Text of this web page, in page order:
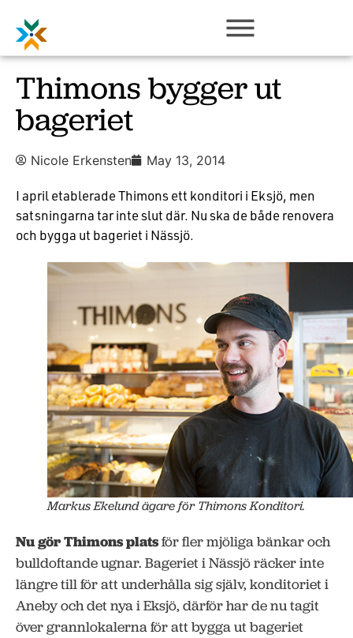
Thimons bygger ut
bageriet
Nicole Erkensten May 13, 2014
I april etablerade Thimons ett konditori i Eksjö, men
satsningarna tar inte slut där. Nu ska de både renovera
och bygga ut bageriet i Nässjö.
Markus Ekelund ägare för Thimons Konditori.
Nu gör Thimons platsför fler mjöliga bänkar och
bulldoftande ugnar. Bageriet i Nässjö räcker inte
längre till för att underhålla sig själv, konditoriet i
Aneby och det nya i Eksjö, därför har de nu tagit
över grannlokalerna för att bygga ut bageriet